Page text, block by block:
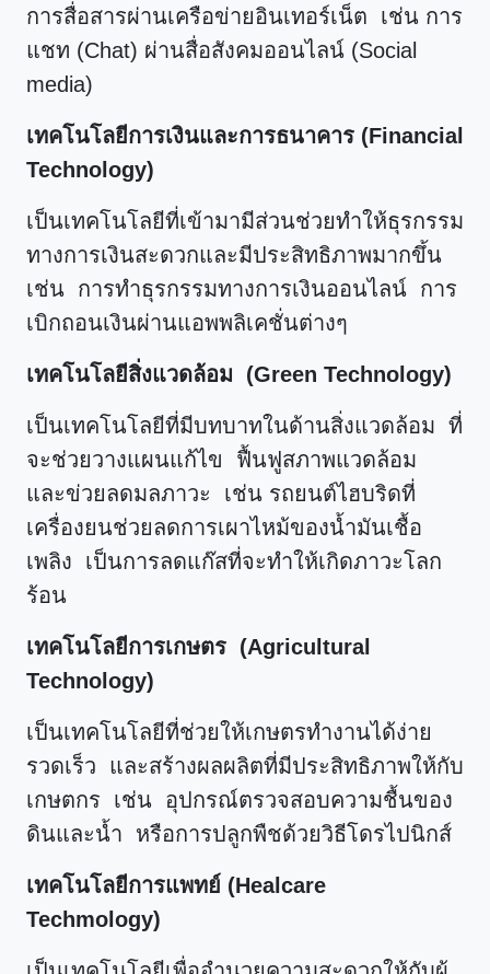
การสื่อสารผ่านเครือข่ายอินเทอร์เน็ต เช่น การ
แชท (Chat) ผ่านสื่อสังคมออนไลน์ (Social
media)
เทคโนโลยีการเงินและการธนาคาร (Financial
Technology)
เป็นเทคโนโลยีที่เข้ามามีส่วนช่วยทำให้ธุรกรรม
ทางการเงินสะดวกและมีประสิทธิภาพมากขึ้น
เช่น การทำธุรกรรมทางการเงินออนไลน์ การ
เบิกถอนเงินผ่านแอพพลิเคชั่นต่างๆ
เทคโนโลยีสิ่งแวดล้อม (Green Technology)
เป็นเทคโนโลยีที่มีบทบาทในด้านสิ่งแวดล้อม ที่
จะช่วยวางแผนแก้ไข ฟื้นฟูสภาพแวดล้อม
และข่วยลดมลภาวะ เช่น รถยนต์ไฮบริดที่
เครื่องยนช่วยลดการเผาไหม้ของน้ำมันเชื้อ
เพลิง เป็นการลดแก๊สที่จะทำให้เกิดภาวะโลก
ร้อน
เทคโนโลยีการเกษตร (Agricultural
Technology)
เป็นเทคโนโลยีที่ช่วยให้เกษตรทำงานได้ง่าย
รวดเร็ว และสร้างผลผลิตที่มีประสิทธิภาพให้กับ
เกษตกร เช่น อุปกรณ์ตรวจสอบความชื้นของ
ดินและน้ำ หรือการปลูกพืชด้วยวิธีโดรไปนิกส์
เทคโนโลยีการแพทย์ (Healcare
Techmology)